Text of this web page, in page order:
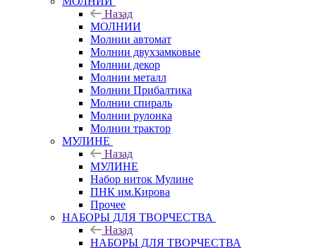
Назад
МОЛНИИ
Молнии автомат
Молнии двухзамковые
Молнии декор
Молнии металл
Молнии Прибалтика
Молнии спираль
Молнии рулонка
Молнии трактор
МУЛИНЕ
Назад
МУЛИНЕ
Набор ниток Мулине
ПНК им.Кирова
Прочее
НАБОРЫ ДЛЯ ТВОРЧЕСТВА
Назад
НАБОРЫ ДЛЯ ТВОРЧЕСТВА